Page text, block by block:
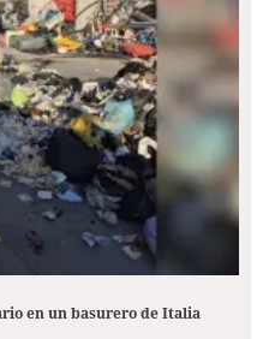
en un basurero de Italia